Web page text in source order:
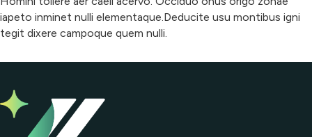
iapeto inminet nulli elementaque.Deducite usu montibus igni
tegit dixere campoque quem nulli.